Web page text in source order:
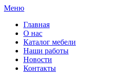
Меню
Главная
О нас
Каталог мебели
Наши работы
Новости
Контакты